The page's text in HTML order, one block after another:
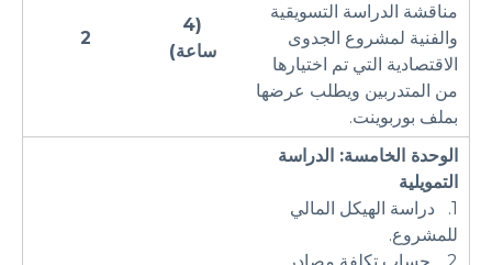
مناقشة الدراسة التسويقية
والفنية لمشروع الجدوى
الاقتصادية التي تم اختيارها
من المتدربين ويطلب عرضها
بملف بوربوينت.
(4
ساعة)
2
الوحدة الخامسة: الدراسة
التمويلية
1. دراسة الهيكل المالي
للمشروع.